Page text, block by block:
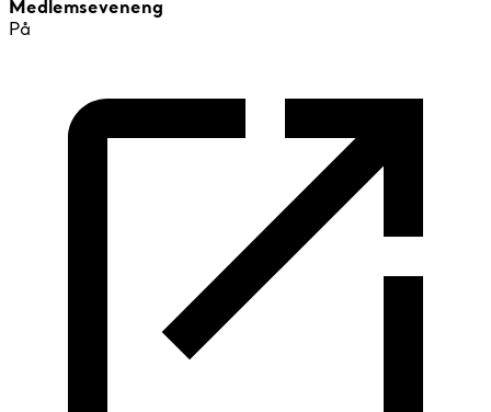
Medlemseveneng
På